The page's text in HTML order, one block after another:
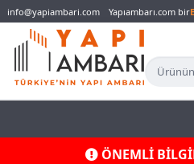
info@yapiambari.com Yapıambarı.com bir
ÖNEMLİ